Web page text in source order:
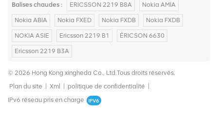
Balises chaudes : ERICSSON 2219 B8A Nokia AMIA
Nokia ABIA Nokia FXED Nokia FXDB Nokia FXDB
NOKIA ASIE Ericsson 2219 B1 ÉRICSON 6630
Ericsson 2219 B3A
© 2026 Hong Kong xingheda Co., Ltd.Tous droits réservés.
Plan du site
Xml politique de confidentialité
IPv6 réseau pris en charge